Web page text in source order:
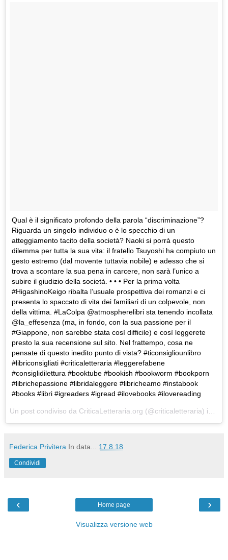
Qual è il significato profondo della parola “discriminazione”?
Riguarda un singolo individuo o è lo specchio di un
atteggiamento tacito della società? Naoki si porrà questo
dilemma per tutta la sua vita: il fratello Tsuyoshi ha compiuto un
gesto estremo (dal movente tuttavia nobile) e adesso che si
trova a scontare la sua pena in carcere, non sarà l’unico a
subire il giudizio della società. • • • Per la prima volta
#HigashinoKeigo ribalta l’usuale prospettiva dei romanzi e ci
presenta lo spaccato di vita dei familiari di un colpevole, non
della vittima. #LaColpa @atmospherelibri sta tenendo incollata
@la_effesenza (ma, in fondo, con la sua passione per il
#Giappone, non sarebbe stata così difficile) e così leggerete
presto la sua recensione sul sito. Nel frattempo, cosa ne
pensate di questo inedito punto di vista? #ticonsigliounlibro
#libriconsigliati #criticaletteraria #leggerefabene
#consiglidilettura #booktube #bookish #bookworm #bookporn
#librichepassione #libridaleggere #libricheamo #instabook
#books #libri #igreaders #igread #ilovebooks #ilovereading
Un post condiviso da CriticaLetteraria.org (@criticaletteraria) in data:
Federica Privitera In data... 17.8.18
Condividi
‹ ›
Home page
Visualizza versione web